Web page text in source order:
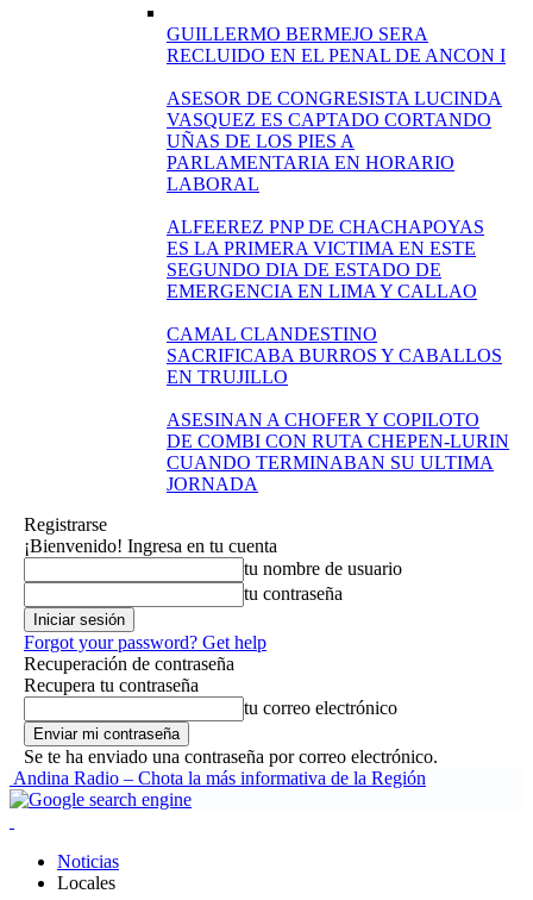
GUILLERMO BERMEJO SERA
RECLUIDO EN EL PENAL DE ANCON I
ASESOR DE CONGRESISTA LUCINDA
VASQUEZ ES CAPTADO CORTANDO
UÑAS DE LOS PIES A
PARLAMENTARIA EN HORARIO
LABORAL
ALFEEREZ PNP DE CHACHAPOYAS
ES LA PRIMERA VICTIMA EN ESTE
SEGUNDO DIA DE ESTADO DE
EMERGENCIA EN LIMA Y CALLAO
CAMAL CLANDESTINO
SACRIFICABA BURROS Y CABALLOS
EN TRUJILLO
ASESINAN A CHOFER Y COPILOTO
DE COMBI CON RUTA CHEPEN-LURIN
CUANDO TERMINABAN SU ULTIMA
JORNADA
Registrarse
¡Bienvenido! Ingresa en tu cuenta
tu nombre de usuario
tu contraseña
Forgot your password? Get help
Recuperación de contraseña
Recupera tu contraseña
tu correo electrónico
Se te ha enviado una contraseña por correo electrónico.
Andina Radio – Chota la más informativa de la Región
Noticias
Locales